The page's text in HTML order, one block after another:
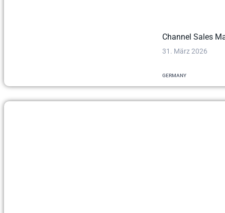
Channel Sales
31. März 2026
GERMANY